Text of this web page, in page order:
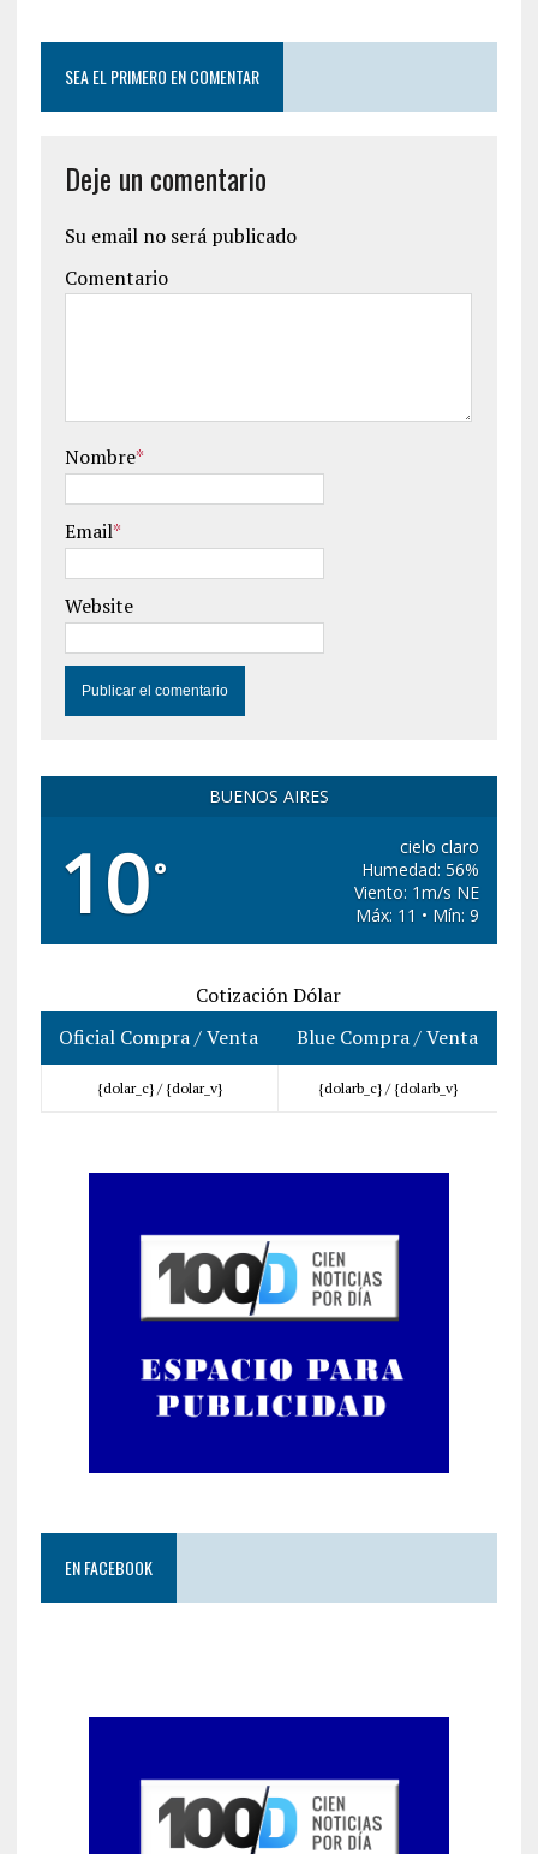
SEA EL PRIMERO EN COMENTAR
Deje un comentario
Su email no será publicado
Comentario
Nombre*
Email*
Website
BUENOS AIRES
10°
cielo claro
Humedad: 56%
Viento: 1m/s NE
Máx: 11 • Mín: 9
Cotización Dólar
Oficial Compra / Venta
Blue Compra / Venta
{dolar_c} / {dolar_v} {dolarb_c} / {dolarb_v}
EN FACEBOOK